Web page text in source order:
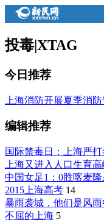
投毒|XTAG
今日推荐
上海消防开展夏季消
编辑推荐
国际禁毒日：上海严
上海又进入人口生育
中国女足1：0胜喀麦
2015上海高考 14
暴雨袭城，他们是风雨
不屈的上海 5